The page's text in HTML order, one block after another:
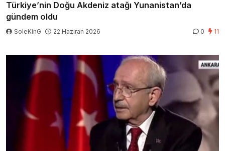
Türkiye’nin Doğu Akdeniz atağı Yunanistan’da
gündem oldu
SoleKinG 22 Haziran 2026 0 11